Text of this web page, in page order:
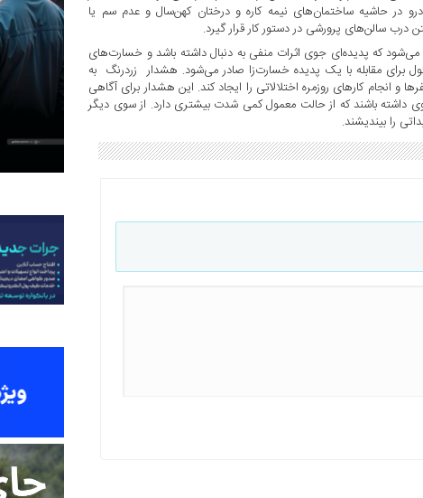
در حاشیه ساختمان‌های نیمه کاره و درختان کهن‌سال و عدم سم یا
درب سالن‌های پرورشی در دستور کار قرار گیرد.
که پدیده‌ای جوی اثرات منفی به دنبال داشته باشد و خسارت‌های
برای مقابله با یک پدیده خسارت‌زا صادر می‌شود. هشدار زردرنگ به
کارهای روزمره اختلالاتی را ایجاد کند. این هشدار برای آگاهی
داشته باشند که از حالت معمول کمی شدت بیشتری دارد. از سوی دیگر
را بیندیشند.